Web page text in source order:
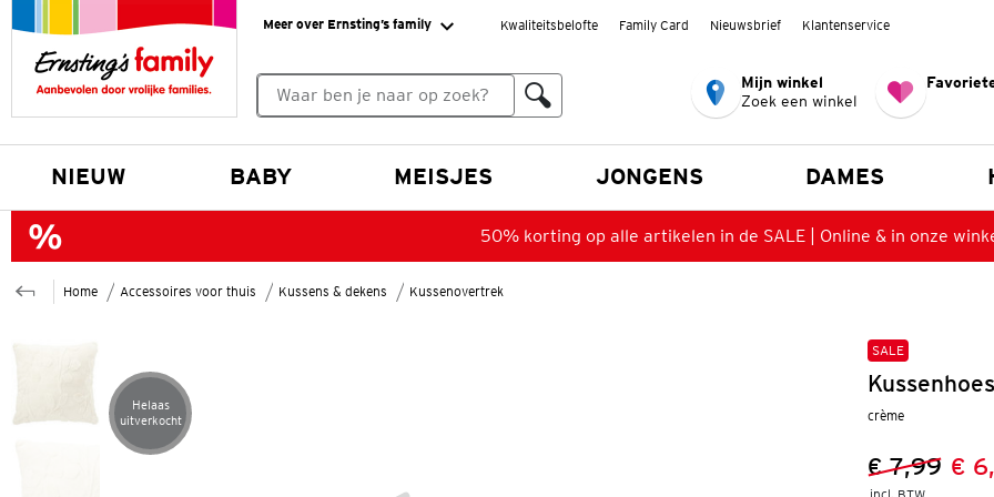
Meer over Ernsting’s family Kwaliteitsbelofte Family Card Nieuwsbrief Klantenservice
Mijn winkel
Zoek een winkel
NIEUW BABY MEISJES JONGENS DAMES
50% korting op alle artikelen in de SALE | Online & in onze
Home Accessoires voor thuis Kussens & dekens Kussenovertrek
Artikel helaas uitverkocht
Helaas
uitverkocht
SALE
crème
Vorige
€ 7,99
Nieuwe€